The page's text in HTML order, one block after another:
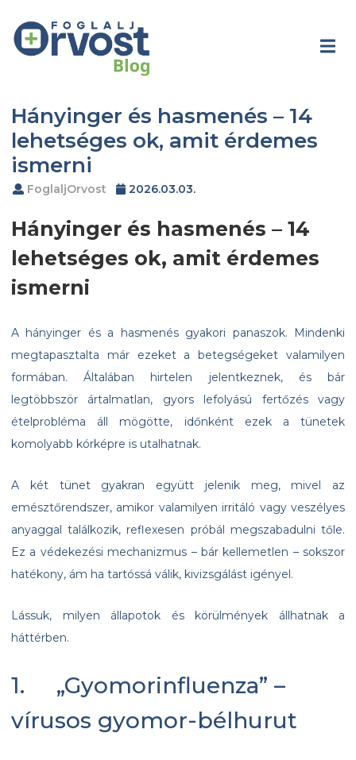
Hányinger és hasmenés – 14
lehetséges ok, amit érdemes
ismerni
FoglaljOrvost 2026.03.03.
Hányinger és hasmenés – 14
lehetséges ok, amit érdemes
ismerni
A hányinger és a hasmenés gyakori panaszok. Mindenki
megtapasztalta már ezeket a betegségeket valamilyen
formában. Általában hirtelen jelentkeznek, és bár
legtöbbször ártalmatlan, gyors lefolyású fertőzés vagy
ételprobléma áll mögötte, időnként ezek a tünetek
komolyabb kórképre is utalhatnak.
A két tünet gyakran együtt jelenik meg, mivel az
emésztőrendszer, amikor valamilyen irritáló vagy veszélyes
anyaggal találkozik, reflexesen próbál megszabadulni tőle.
Ez a védekezési mechanizmus – bár kellemetlen – sokszor
hatékony, ám ha tartóssá válik, kivizsgálást igényel.
Lássuk, milyen állapotok és körülmények állhatnak a
háttérben.
1. „Gyomorinfluenza” –
vírusos gyomor-bélhurut